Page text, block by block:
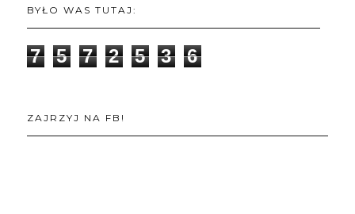
BYŁO WAS TUTAJ:
7 5 7 2 5 3 6
ZAJRZYJ NA FB!